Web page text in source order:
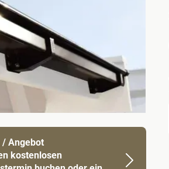
/ Angebot
kostenlosen